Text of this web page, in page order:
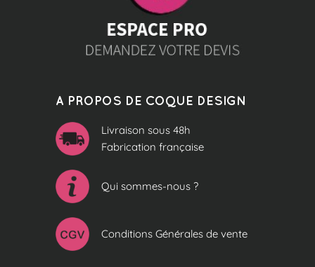
A PROPOS DE COQUE DESIGN
Livraison sous 48h
Fabrication française
Qui sommes-nous ?
Conditions Générales de vente